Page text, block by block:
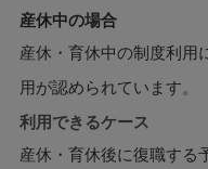
産休中の場合
産休・育休中の制度利用
用が認められています。
利用できるケース
産休・育休後に復職する